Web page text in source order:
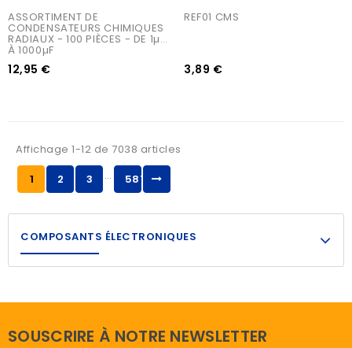
ASSORTIMENT DE
CONDENSATEURS CHIMIQUES
RADIAUX - 100 PIÈCES - DE 1µF
À 1000µF
12,95 €
REF01 CMS
3,89 €
Affichage 1-12 de 7038 articles
1
2 3 … 587
COMPOSANTS ÉLECTRONIQUES
SOUSCRIRE À NOTRE NEWSLETTER